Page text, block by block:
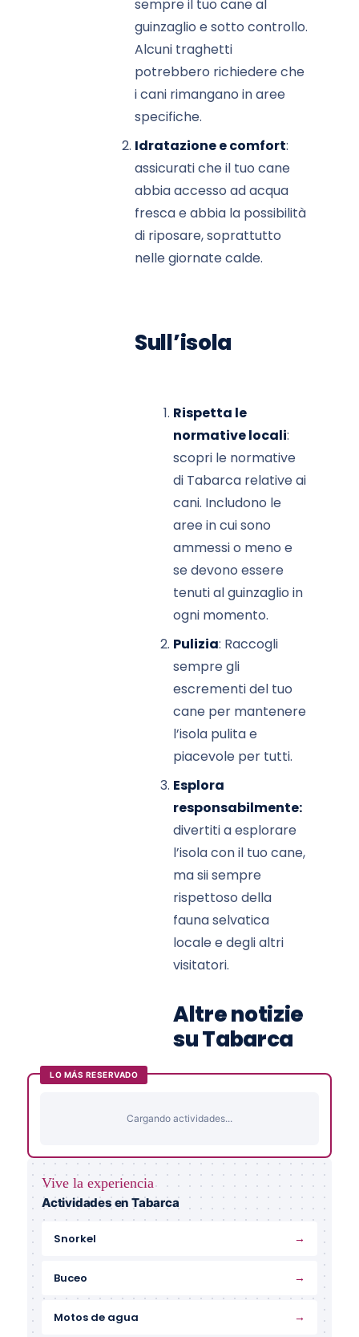
sempre il tuo cane al
guinzaglio e sotto controllo.
Alcuni traghetti
potrebbero richiedere che
i cani rimangano in aree
specifiche.
Idratazione e comfort:
assicurati che il tuo cane
abbia accesso ad acqua
fresca e abbia la possibilità
di riposare, soprattutto
nelle giornate calde.
Sull’isola
Rispetta le
normative locali:
scopri le normative
di Tabarca relative ai
cani. Includono le
aree in cui sono
ammessi o meno e
se devono essere
tenuti al guinzaglio in
ogni momento.
Pulizia: Raccogli
sempre gli
escrementi del tuo
cane per mantenere
l’isola pulita e
piacevole per tutti.
Esplora
responsabilmente:
divertiti a esplorare
l’isola con il tuo cane,
ma sii sempre
rispettoso della
fauna selvatica
locale e degli altri
visitatori.
Altre notizie
su Tabarca
LO MÁS RESERVADO
Cargando actividades...
Vive la experiencia
Actividades en Tabarca
Snorkel →
Buceo →
Motos de agua →